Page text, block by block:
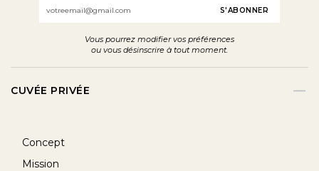
Email
Vous pourrez modifier vos préférences
ou vous désinscrire à tout moment.
CUVÉE PRIVÉE
Concept
Mission